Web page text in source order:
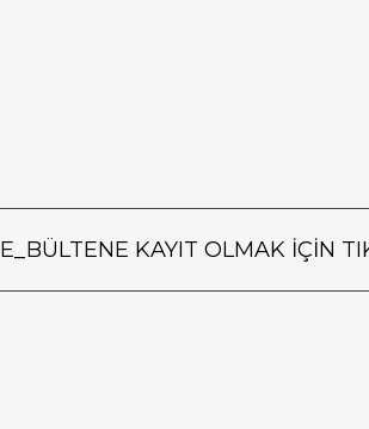
E_BÜLTENE KAYIT OLMAK İÇİN